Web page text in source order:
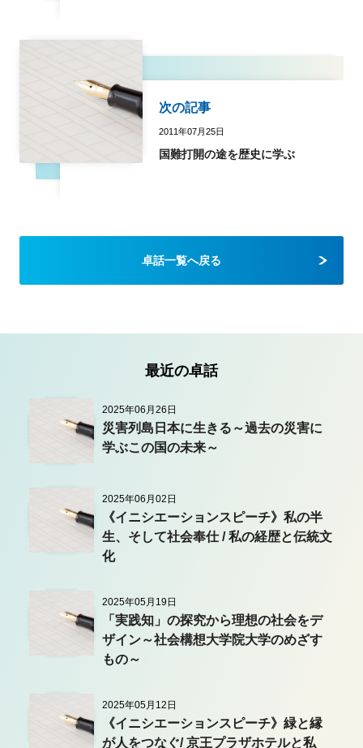
次の記事
2011年07月25日
国難打開の途を歴史に学ぶ
卓話一覧へ戻る
最近の卓話
2025年06月26日
災害列島日本に生きる～過去の災害に
学ぶこの国の未来～
2025年06月02日
《イニシエーションスピーチ》私の半
生、そして社会奉仕 / 私の経歴と伝統文
化
2025年05月19日
「実践知」の探究から理想の社会をデ
ザイン～社会構想大学院大学のめざす
もの～
2025年05月12日
《イニシエーションスピーチ》緑と縁
が人をつなぐ/ 京王プラザホテルと私